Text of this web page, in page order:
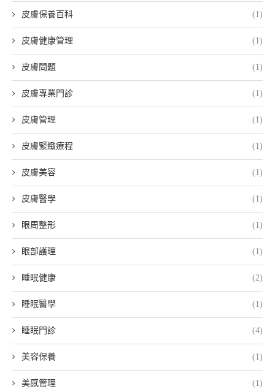
皮膚保養百科 (1)
皮膚健康管理 (1)
皮膚問題 (1)
皮膚專業門診 (1)
皮膚管理 (1)
皮膚緊緻療程 (1)
皮膚美容 (1)
皮膚醫學 (1)
眼周整形 (1)
眼部護理 (1)
睡眠健康 (2)
睡眠醫學 (1)
睡眠門診 (4)
美容保養 (1)
美感管理 (1)